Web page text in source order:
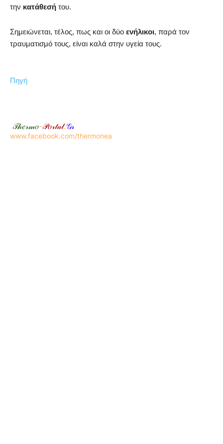
την κατάθεσή του.
Σημειώνεται, τέλος, πως και οι δύο ενήλικοι, παρά τον
τραυματισμό τους, είναι καλά στην υγεία τους.
Πηγή
𝒯𝒽𝑒𝓇𝓂𝑜-𝒫𝑜𝓇𝓉𝒶𝓁.𝒢𝓇
www.facebook.com/thermonea